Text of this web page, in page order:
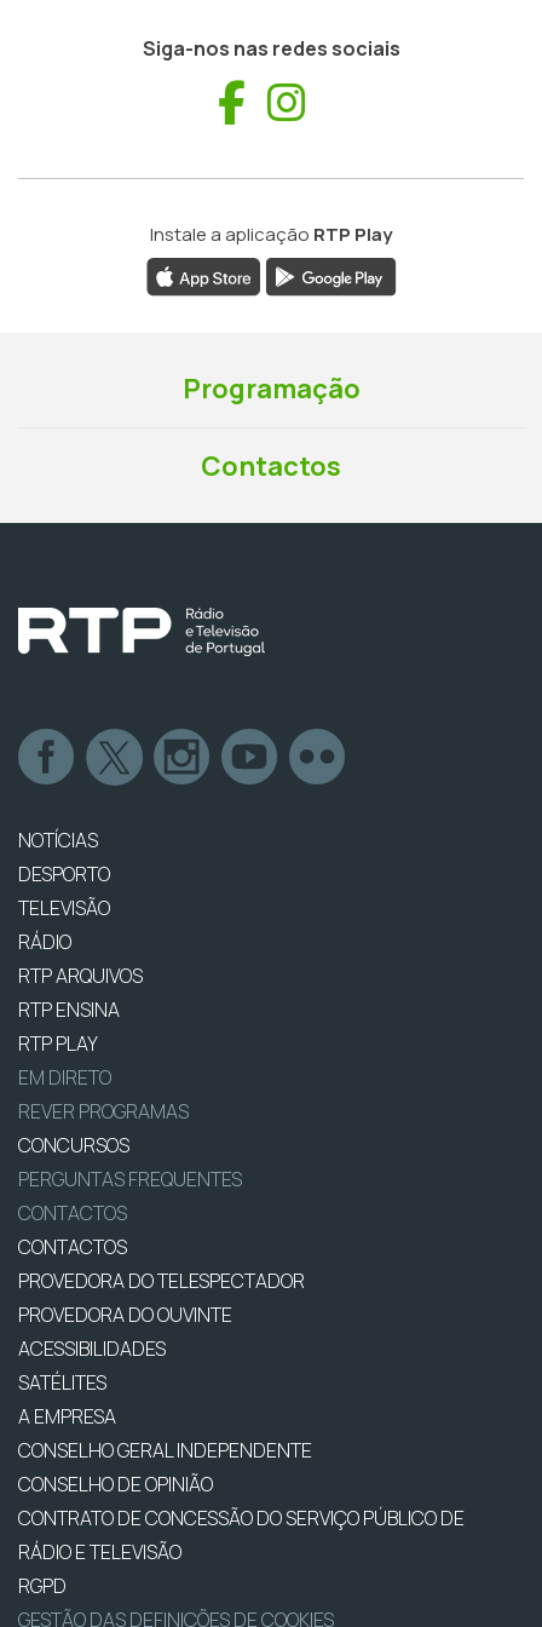
Siga-nos nas redes sociais
Facebook
Instale a aplicação RTP Play
Programação
Contactos
NOTÍCIAS
DESPORTO
TELEVISÃO
RÁDIO
RTP ARQUIVOS
RTP ENSINA
RTP PLAY
EM DIRETO
REVER PROGRAMAS
CONCURSOS
PERGUNTAS FREQUENTES
CONTACTOS
CONTACTOS
PROVEDORA DO TELESPECTADOR
PROVEDORA DO OUVINTE
ACESSIBILIDADES
SATÉLITES
A EMPRESA
CONSELHO GERAL INDEPENDENTE
CONSELHO DE OPINIÃO
CONTRATO DE CONCESSÃO DO SERVIÇO PÚBLICO DE
RÁDIO E TELEVISÃO
RGPD
GESTÃO DAS DEFINIÇÕES DE COOKIES